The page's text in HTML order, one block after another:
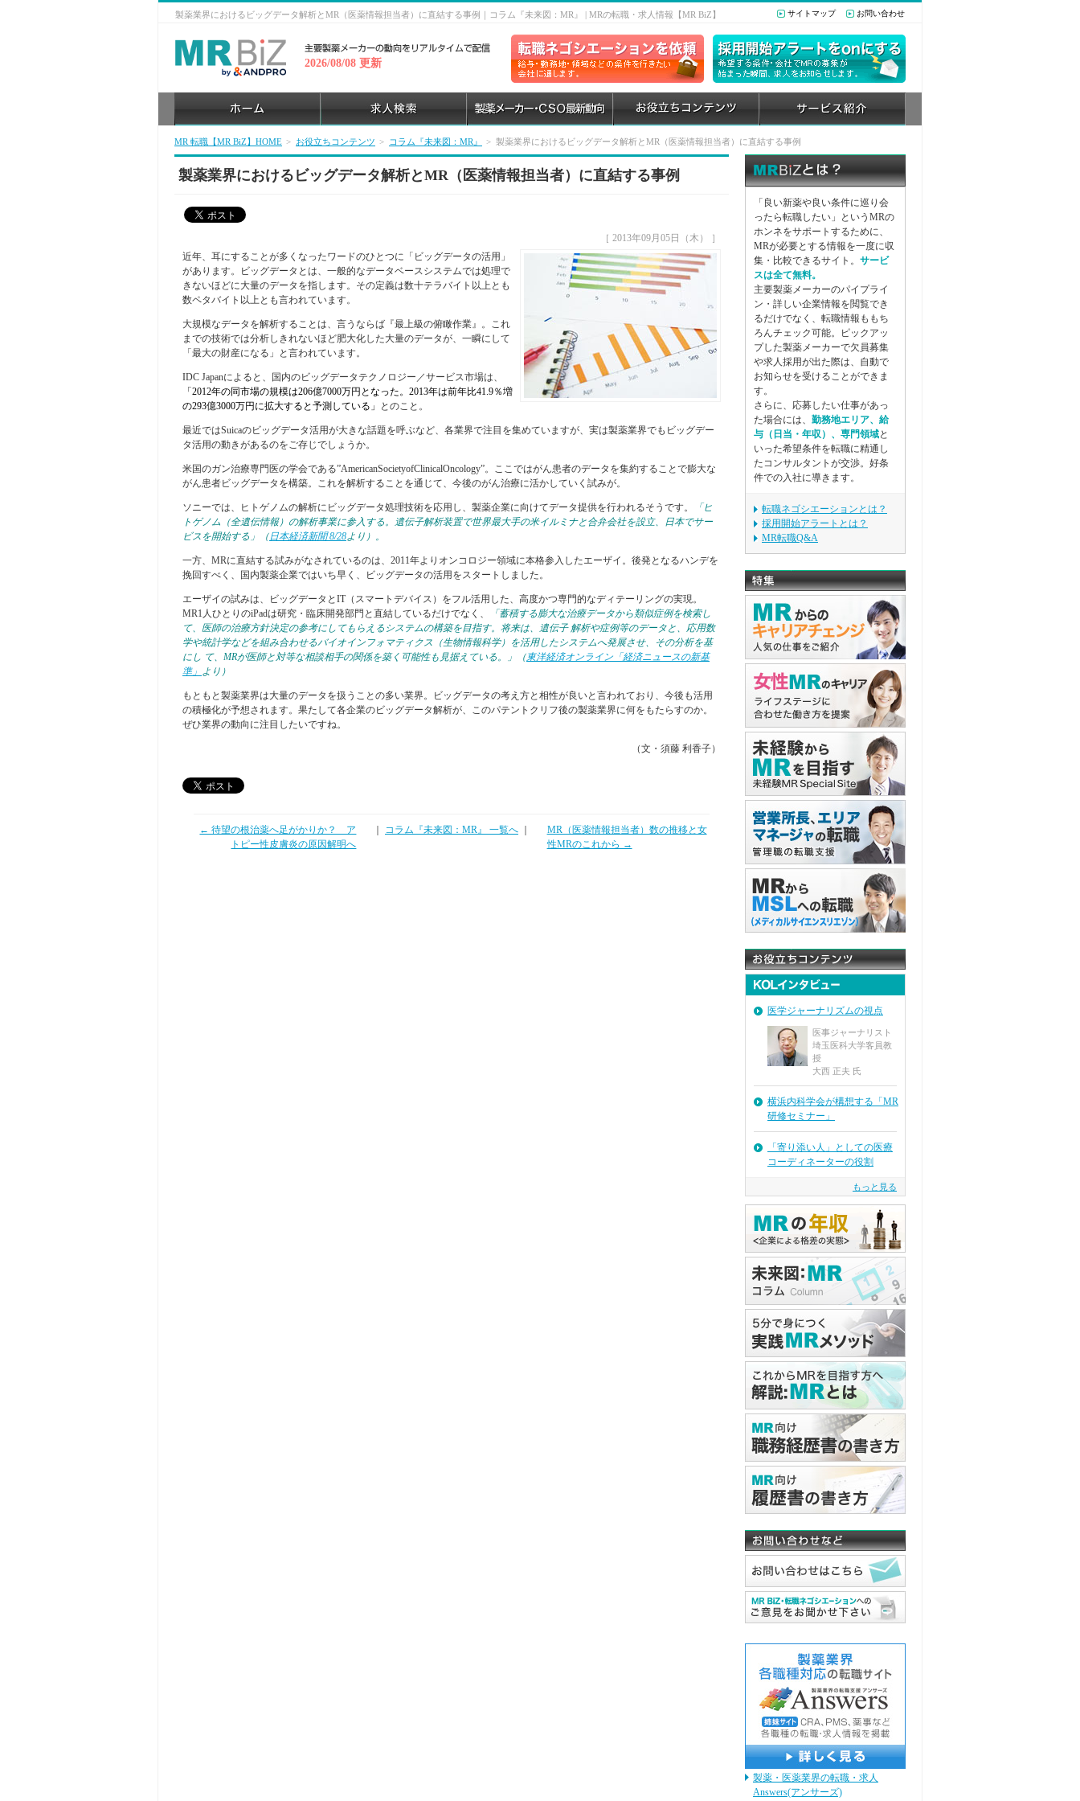
製薬業界におけるビッグデータ解析とMR（医薬情報担当者）に直結する事例｜コラム『未来図：MR』 | MRの転職・求人情報【MR BiZ】
2026/08/08 更新
サイトマップ お問い合わせ
MR 転職【MR BiZ】HOME > お役立ちコンテンツ > コラム『未来図：MR』 > 製薬業界におけるビッグデータ解析とMR（医薬情報担当者）に直結する事例
製薬業界におけるビッグデータ解析とMR（医薬情報担当者）に直結する事例
［ 2013年09月05日（木） ］
近年、耳にすることが多くなったワードのひとつに「ビッグデータの活用」
があります。ビッグデータとは、一般的なデータベースシステムでは処理で
きないほどに大量のデータを指します。その定義は数十テラバイト以上とも
数ペタバイト以上とも言われています。
大規模なデータを解析することは、言うならば『最上級の俯瞰作業』。これ
までの技術では分析しきれないほど肥大化した大量のデータが、一瞬にして
「最大の財産になる」と言われています。
IDC Japanによると、国内のビッグデータテクノロジー／サービス市場は、
「2012年の同市場の規模は206億7000万円となった。2013年は前年比41.9％増
の293億3000万円に拡大すると予測している」
とのこと。
最近ではSuicaのビッグデータ活用が大きな話題を呼ぶなど、各業界で注目を集めていますが、実は製薬業界でもビッグデー
タ活用の動きがあるのをご存じでしょうか。
米国のガン治療専門医の学会である”AmericanSocietyofClinicalOncology”。ここではがん患者のデータを集約することで膨大な
がん患者ビッグデータを構築。これを解析することを通じて、今後のがん治療に活かしていく試みが。
ソニーでは、ヒトゲノムの解析にビッグデータ処理技術を応用し、製薬企業に向けてデータ提供を行われるそうです。
「ヒ
トゲノム（全遺伝情報）の解析事業に参入する。遺伝子解析装置で世界最大手の米イルミナと合弁会社を設立、日本でサー
ビスを開始する」
（日本経済新聞 8/28より）。
一方、MRに直結する試みがなされているのは、2011年よりオンコロジー領域に本格参入したエーザイ。後発となるハンデを
挽回すべく、国内製薬企業ではいち早く、ビッグデータの活用をスタートしました。
エーザイの試みは、ビッグデータとIT（スマートデバイス）をフル活用した、高度かつ専門的なディテーリングの実現。
MR1人ひとりのiPadは研究・臨床開発部門と直結しているだけでなく、
「蓄積する膨大な治療データから類似症例を検索し
て、医師の治療方針決定の参考にしてもらえるシステムの構築を目指す。将来は、遺伝子 解析や症例等のデータと、応用数
学や統計学などを組み合わせるバイオインフォマティクス（生物情報科学）を活用したシステムへ発展させ、その分析を基
にし て、MRが医師と対等な相談相手の関係を築く可能性も見据えている。」
（東洋経済オンライン「経済ニュースの新基
準」 より）
もともと製薬業界は大量のデータを扱うことの多い業界。ビッグデータの考え方と相性が良いと言われており、今後も活用
の積極化が予想されます。果たして各企業のビッグデータ解析が、このパテントクリフ後の製薬業界に何をもたらすのか。
ぜひ業界の動向に注目したいですね。
（文・須藤 利香子）
← 待望の根治薬へ足がかりか？ ア
トピー性皮膚炎の原因解明へ
コラム『未来図：MR』 一覧へ
MR（医薬情報担当者）数の推移と女
性MRのこれから →
「良い新薬や良い条件に巡り会
ったら転職したい」というMRの
ホンネをサポートするために、
MRが必要とする情報を一度に収
集・比較できるサイト。 サービ
スは全て無料。
主要製薬メーカーのパイプライ
ン・詳しい企業情報を閲覧でき
るだけでなく、転職情報ももち
ろんチェック可能。ピックアッ
プした製薬メーカーで欠員募集
や求人採用が出た際は、自動で
お知らせを受けることができま
す。
さらに、応募したい仕事があっ
た場合には、 勤務地エリア、給
与（日当・年収）、専門領域と
いった希望条件を転職に精通し
たコンサルタントが交渉。好条
件での入社に導きます。
転職ネゴシエーションとは？
採用開始アラートとは？
MR転職Q&A
医学ジャーナリズムの視点
医事ジャーナリスト
埼玉医科大学客員教
授
大西 正夫 氏
横浜内科学会が構想する「MR
研修セミナー」
「寄り添い人」としての医療
コーディネーターの役割
もっと見る
製薬・医薬業界の転職・求人
Answers(アンサーズ)